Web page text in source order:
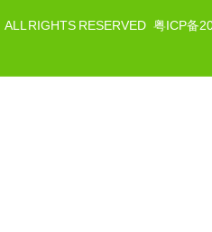
ALL RIGHTS RESERVED 粤ICP备